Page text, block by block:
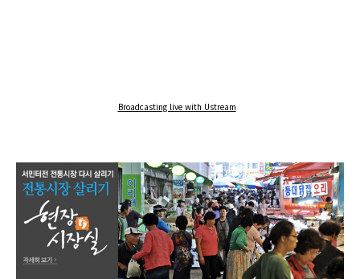
Broadcasting live with Ustream